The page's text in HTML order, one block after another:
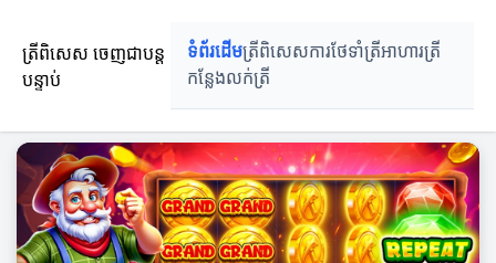
ត្រីពិសេស ចេញជាបន្ត
បន្ទាប់
ទំព័រដើមត្រីពិសេសការថែទាំត្រីអាហារត្រី
កន្លែងលក់ត្រី